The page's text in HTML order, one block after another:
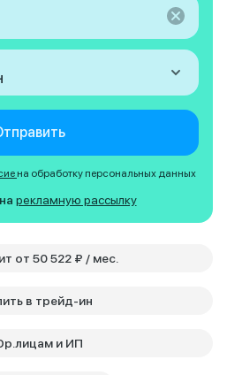
на обработку персональных данных
рекламную рассылку
В кредит от 50 522 ₽ / мес.
в трейд-ин
и ИП